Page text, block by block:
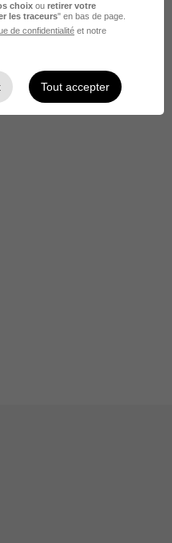
O2
Métier
choix ou retirer votre
les traceurs" en bas de page.
de confidentialité et notre
Tout accepter